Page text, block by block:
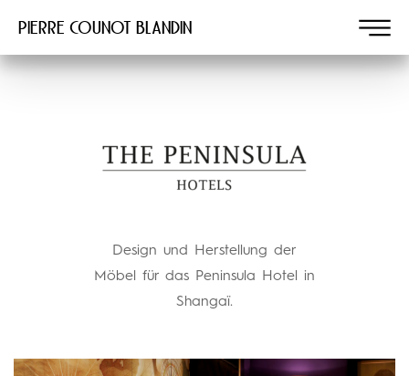
Pierre COUNOT BLANDIN
Design und Herstellung der
Möbel für das Peninsula Hotel in
Shangaï.